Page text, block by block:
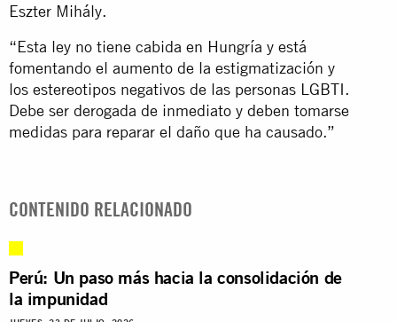
Eszter Mihály.
“Esta ley no tiene cabida en Hungría y está
fomentando el aumento de la estigmatización y
los estereotipos negativos de las personas LGBTI.
Debe ser derogada de inmediato y deben tomarse
medidas para reparar el daño que ha causado.”
CONTENIDO RELACIONADO
Perú: Un paso más hacia la consolidación de
la impunidad